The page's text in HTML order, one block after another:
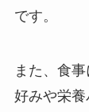
です。
また、食
好みや栄養